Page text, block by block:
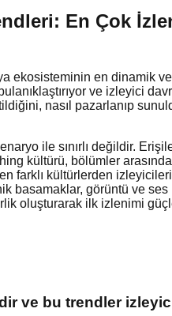
En Çok
en dinamik
ve izleyici
nasıl pazarlanıp
ile sınırlı değildir.
kültürü, bölümler
farklı kültürlerden
basamaklar, görüntü
oluşturarak ilk izlenimi
ve bu trendler izleyici